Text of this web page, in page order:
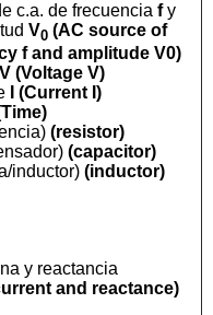
c.a. de frecuencia fy
V0 (AC source of
f and amplitude V0)
V (Voltage V)
(Current I)
(resistor)
(capacitor)
inductor) (inductor)
y reactancia
and reactance)